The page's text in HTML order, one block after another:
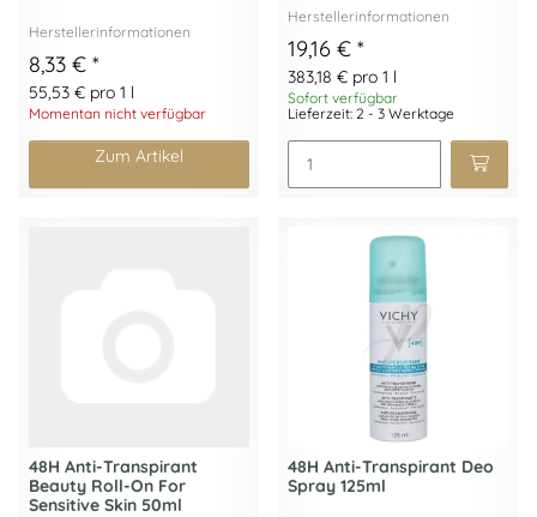
Herstellerinformationen
8,33 € *
55,53 € pro 1 l
Momentan nicht verfügbar
Zum Artikel
Herstellerinformationen
19,16 € *
383,18 € pro 1 l
Sofort verfügbar
Lieferzeit: 2 - 3 Werktage
48H Anti-Transpirant
Beauty Roll-On For
Sensitive Skin 50ml
48H Anti-Transpirant Deo
Spray 125ml